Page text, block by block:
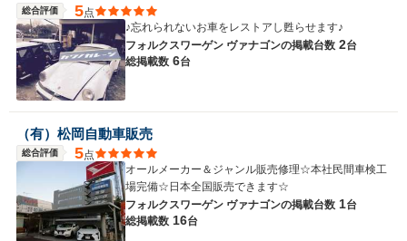
総合評価 5点
♪忘れられないお車をレストアし甦らせます♪
フォルクスワーゲン ヴァナゴンの掲載台数 2台
総掲載数 6台
（有）松岡自動車販売
総合評価 5点
オールメーカー＆ジャンル販売修理☆本社民間車検工
場完備☆日本全国販売できます☆
フォルクスワーゲン ヴァナゴンの掲載台数 1台
総掲載数 16台